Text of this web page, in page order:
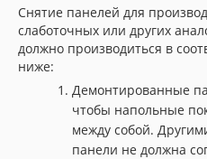
Снятие панелей для
слаботочных или других
должно производиться в
ниже:
Демонтированные
чтобы напольные
между собой.
панели не должна